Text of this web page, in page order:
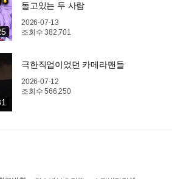
돌고있는 두 사람
2026-07-13
조회수382,701
극한직업이었던 카메라맨들
2026-07-12
조회수566,250